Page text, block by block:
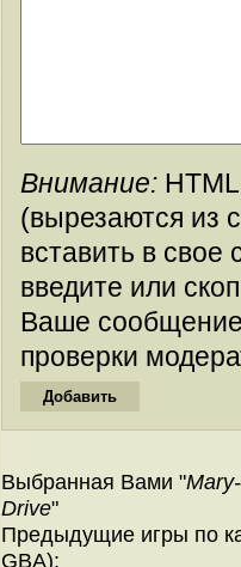
Внимание:
(вырезаются из
вставить в
введите или
Ваше
проверки
Выбранная Вами "
Drive"
Предыдущие игры по
GBA):